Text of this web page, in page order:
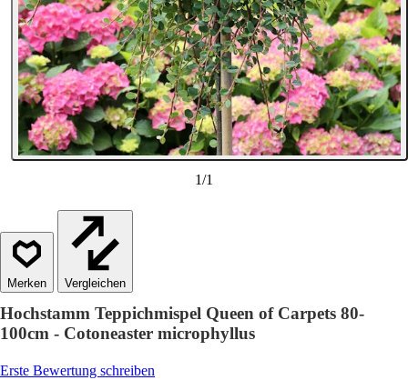
1/1
Vergleichen
Hochstamm Teppichmispel Queen of Carpets 80-
100cm - Cotoneaster microphyllus
Erste Bewertung schreiben